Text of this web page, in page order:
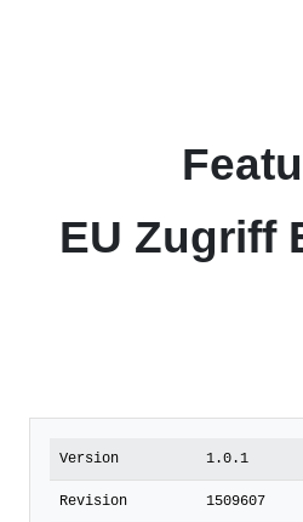
EU Zugriff
Version 1.0.1
Revision 1509607